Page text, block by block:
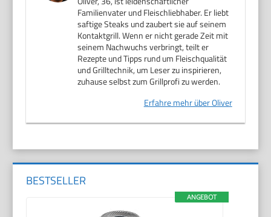
Familienvater und Fleischliebhaber. Er liebt
saftige Steaks und zaubert sie auf seinem
Kontaktgrill. Wenn er nicht gerade Zeit mit
seinem Nachwuchs verbringt, teilt er
Rezepte und Tipps rund um Fleischqualität
und Grilltechnik, um Leser zu inspirieren,
zuhause selbst zum Grillprofi zu werden.
Erfahre mehr über Oliver
BESTSELLER
ANGEBOT